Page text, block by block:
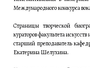
Международного конкурса
Страницы творческой
кураторов факультета
старший преподаватель
Екатерина Шелухина.